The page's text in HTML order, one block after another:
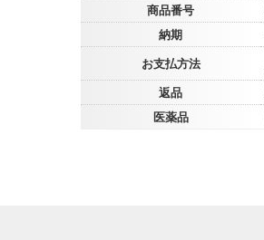
商品番号
納期
お支払方法
返品
医薬品